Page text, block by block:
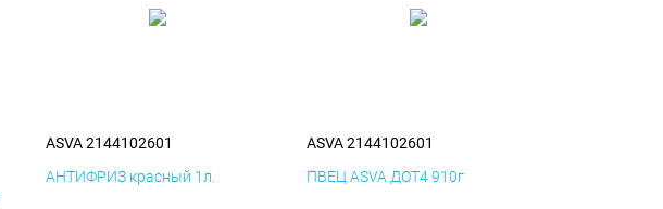
ASVA 2144102601
АНТИФРИЗ красный 1л.
ASVA 2144102601
ПВЕЦ ASVA ДОТ4 910г